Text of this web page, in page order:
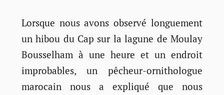
Lorsque nous avons observé longuement
un hibou du Cap sur la lagune de Moulay
Bousselham à une heure et un endroit
improbables, un pêcheur-ornithologue
marocain nous a expliqué que nous